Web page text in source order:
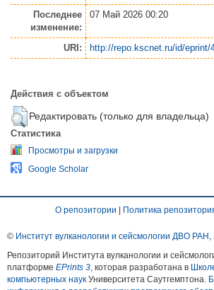
Последнее
изменение:
07 Май 2026 00:20
URI: http://repo.kscnet.ru/id/eprint/
Действия с объектом
Редактировать (только для владельца)
Статистика
Просмотры и загрузки
Google Scholar
О репозитории | Политика
© Институт вулканологии и сейсмологии ДВО РАН
Репозиторий Института вулканологии и
платформе EPrints 3 , которая разработана в
компьютерных наук Университета Саутгемптона.